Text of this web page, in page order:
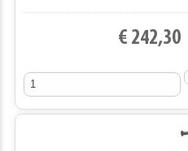
€ 242,30